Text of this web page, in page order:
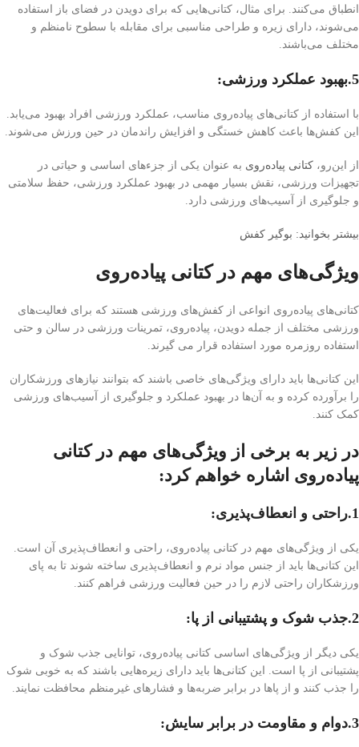
انطباق می‌کنند. برای مثال، کتانی‌هایی که برای دویدن در فضای باز استفاده
می‌شوند، دارای زیره و طراحی مناسبی برای مقابله با سطوح نامنظم و
مختلف می‌باشند.
5.بهبود عملکرد ورزشی :
با استفاده از کتانی‌های پیاده‌روی مناسب، عملکرد ورزشی افراد بهبود می‌یابد.
این کفش‌ها باعث کاهش خستگی و افزایش راندمان در حین ورزش می‌شوند.
از این‌رو، کتانی پیاده‌روی به عنوان یکی از جزء‌های اساسی و حیاتی در
تجهیزات ورزشی، نقش بسیار مهمی در بهبود عملکرد ورزشی، حفظ سلامتی
و جلوگیری از آسیب‌های ورزشی دارد.
بیشتر بخوانید: بوگیر کفش
ویژگی‌های مهم در کتانی پیاده‌روی
کتانی‌های پیاده‌روی انواعی از کفش‌های ورزشی هستند که برای فعالیت‌های
ورزشی مختلف از جمله دویدن، پیاده‌روی، تمرینات ورزشی در سالن و حتی
استفاده روزمره مورد استفاده قرار می گیرند.
این کتانی‌ها باید دارای ویژگی‌های خاصی باشند که بتوانند نیازهای ورزشکاران
را برآورده کرده و به آن‌ها در بهبود عملکرد و جلوگیری از آسیب‌های ورزشی
کمک کنند.
در زیر به برخی از ویژگی‌های مهم در کتانی
پیاده‌روی اشاره خواهم کرد:
1.راحتی و انعطاف‌پذیری :
یکی از ویژگی‌های مهم در کتانی پیاده‌روی، راحتی و انعطاف‌پذیری آن است.
این کتانی‌ها باید از جنس مواد نرم و انعطاف‌پذیری ساخته شوند تا به پای
ورزشکاران راحتی لازم را در حین فعالیت ورزشی فراهم کنند.
2.جذب شوک و پشتیبانی از پا :
یکی دیگر از ویژگی‌های اساسی کتانی پیاده‌روی، توانایی جذب شوک و
پشتیبانی از پا است. این کتانی‌ها باید دارای زیره‌هایی باشند که به خوبی شوک
را جذب کنند و از پاها در برابر ضربه‌ها و فشارهای غیرمنظم محافظت نمایند.
3.دوام و مقاومت در برابر سایش :